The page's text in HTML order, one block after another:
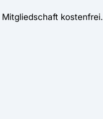
kostenfrei.